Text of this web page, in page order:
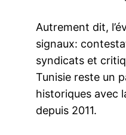
Autrement dit,
signaux:
syndicats et
Tunisie reste un
historiques avec
depuis 2011.